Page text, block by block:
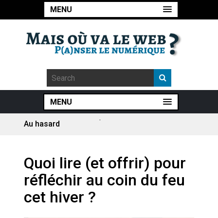
MENU
MENU
Au hasard
Le consultant : une lecture
sociologique
Artemis II : objectif nul
Quoi lire (et offrir) pour
réfléchir au coin du feu
cet hiver ?